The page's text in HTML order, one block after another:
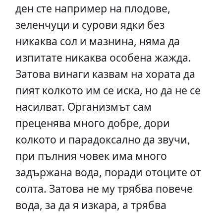
ден сте например на плодове,
зеленчуци и сурови ядки без
никаква сол и мазнина, няма да
изпитате никаква особена жажда.
Затова винаги казвам на хората да
пият колкото им се иска, но да не се
насилват. Организмът сам
преценява много добре, дори
колкото и парадоксално да звучи,
при пълния човек има много
задържана вода, поради отоците от
солта. Затова не му трябва повече
вода, за да я изкара, а трябва